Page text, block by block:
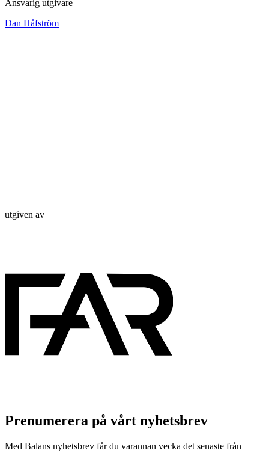
Ansvarig utgivare
Dan Håfström
utgiven av
Prenumerera på vårt nyhetsbrev
Med Balans nyhetsbrev får du varannan vecka det senaste från